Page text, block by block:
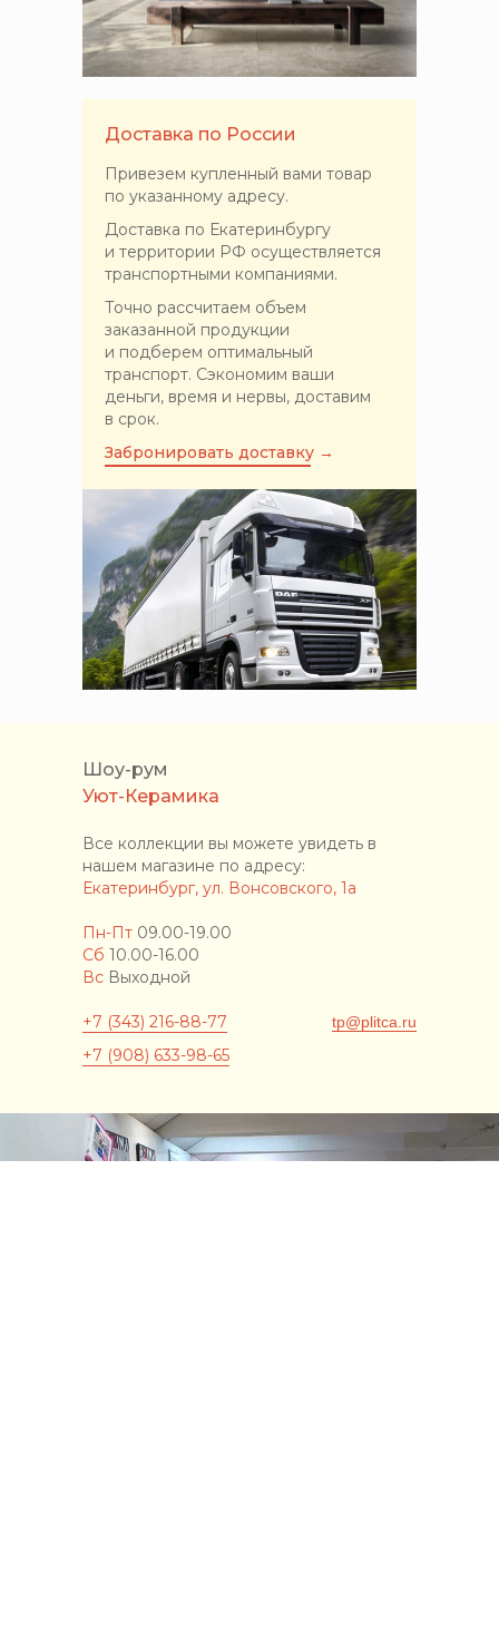
Доставка по России
Привезем купленный вами товар
по указанному адресу.
Доставка по Екатеринбургу
и территории РФ осуществляется
транспортными компаниями.
Точно рассчитаем объем
заказанной продукции
и подберем оптимальный
транспорт. Сэкономим ваши
деньги, время и нервы, доставим
в срок.
Забронировать доставку →
Шоу-рум
Уют-Керамика
Все коллекции вы можете увидеть в
нашем магазине по адресу:
Екатеринбург, ул. Вонсовского, 1а
Пн-Пт 09.00-19.00
Сб 10.00-16.00
Вс Выходной
+7 (343) 216-88-77 tp@plitca.ru
+7 (908) 633-98-65